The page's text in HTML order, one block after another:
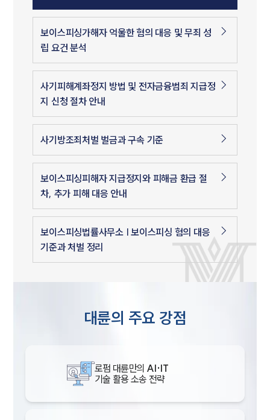
보이스피싱가해자 억울한 혐의 대응 및 무죄 성
립 요건 분석
사기피해계좌정지 방법 및 전자금융범죄 지급정
지 신청 절차 안내
사기방조죄처벌 벌금과 구속 기준
보이스피싱피해자 지급정지와 피해금 환급 절
차, 추가 피해 대응 안내
보이스피싱법률사무소 | 보이스피싱 혐의 대응
기준과 처벌 정리
대륜의 주요 강점
로펌 대륜만의 AI·IT
기술 활용 소송 전략